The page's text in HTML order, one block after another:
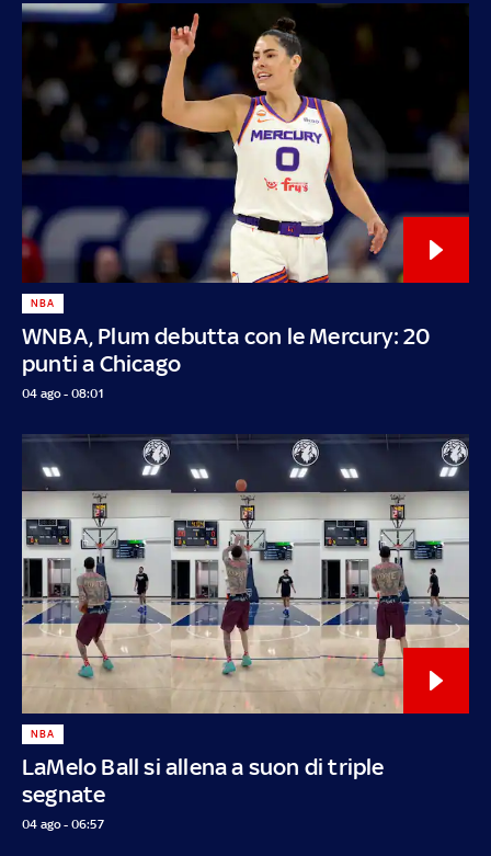
WNBA, Plum debutta con le Mercury: 20
punti a Chicago
NBA
04 ago - 08:01
LaMelo Ball si allena a suon di triple
segnate
NBA
04 ago - 06:57